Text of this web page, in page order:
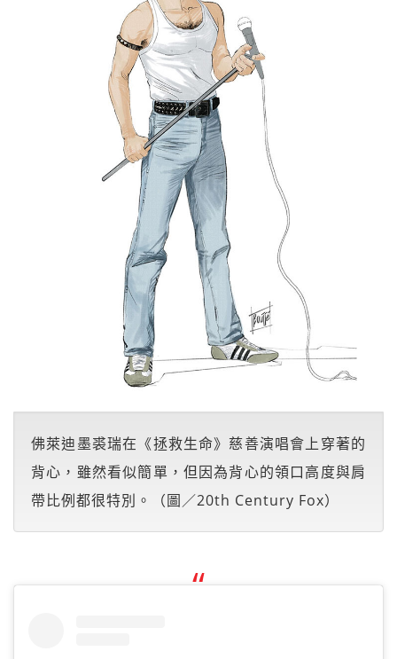
佛萊迪墨裘瑞在《拯救生命》慈善演唱會上穿著的
背心，雖然看似簡單，但因為背心的領口高度與肩
帶比例都很特別。（圖／20th Century Fox）